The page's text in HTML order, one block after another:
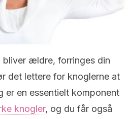
bliver ældre, forringes din
det lettere for knoglerne at
en essentielt komponent
knogler, og du får også